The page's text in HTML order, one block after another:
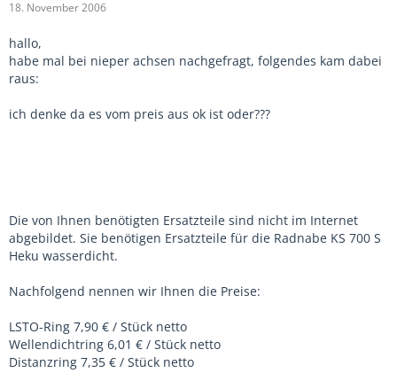
18. November 2006
hallo,
habe mal bei nieper achsen nachgefragt, folgendes kam dabei
raus:
ich denke da es vom preis aus ok ist oder???
Die von Ihnen benötigten Ersatzteile sind nicht im Internet
abgebildet. Sie benötigen Ersatzteile für die Radnabe KS 700 S
Heku wasserdicht.
Nachfolgend nennen wir Ihnen die Preise:
LSTO-Ring 7,90 € / Stück netto
Wellendichtring 6,01 € / Stück netto
Distanzring 7,35 € / Stück netto